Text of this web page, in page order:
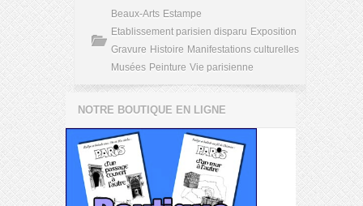
Beaux-Arts Estampe
Etablissement parisien disparu Exposition
Gravure Histoire Manifestations culturelles
Musées Peinture Vie parisienne
NOTRE BOUTIQUE EN LIGNE